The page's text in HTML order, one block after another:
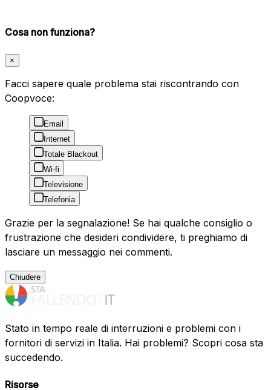
Cosa non funziona?
×
Facci sapere quale problema stai riscontrando con
Coopvoce:
Email
Internet
Totale Blackout
Wi-fi
Televisione
Telefonia
Grazie per la segnalazione! Se hai qualche consiglio o
frustrazione che desideri condividere, ti preghiamo di
lasciare un messaggio nei commenti.
Chiudere
Stato in tempo reale di interruzioni e problemi con i
fornitori di servizi in Italia. Hai problemi? Scopri cosa sta
succedendo.
Risorse